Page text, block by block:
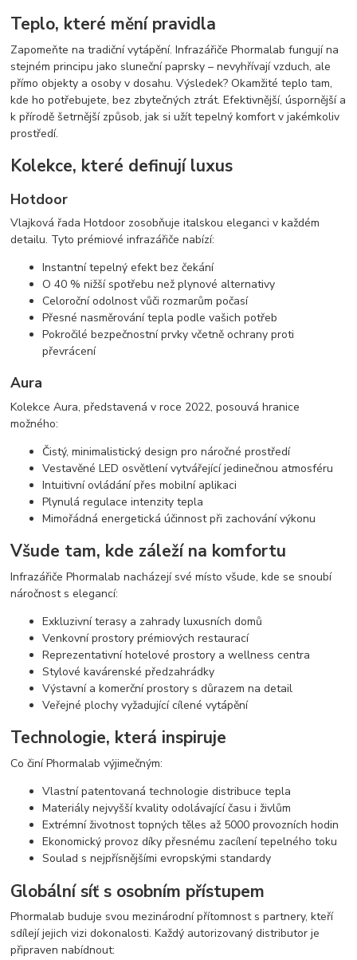
Teplo, které mění pravidla
Zapomeňte na tradiční vytápění. Infrazářiče Phormalab fungují na
stejném principu jako sluneční paprsky – nevyhřívají vzduch, ale
přímo objekty a osoby v dosahu. Výsledek? Okamžité teplo tam,
kde ho potřebujete, bez zbytečných ztrát. Efektivnější, úspornější a
k přírodě šetrnější způsob, jak si užít tepelný komfort v jakémkoliv
prostředí.
Kolekce, které definují luxus
Hotdoor
Vlajková řada Hotdoor zosobňuje italskou eleganci v každém
detailu. Tyto prémiové infrazářiče nabízí:
Instantní tepelný efekt bez čekání
O 40 % nižší spotřebu než plynové alternativy
Celoroční odolnost vůči rozmarům počasí
Přesné nasměrování tepla podle vašich potřeb
Pokročilé bezpečnostní prvky včetně ochrany proti
převrácení
Aura
Kolekce Aura, představená v roce 2022, posouvá hranice
možného:
Čistý, minimalistický design pro náročné prostředí
Vestavěné LED osvětlení vytvářející jedinečnou atmosféru
Intuitivní ovládání přes mobilní aplikaci
Plynulá regulace intenzity tepla
Mimořádná energetická účinnost při zachování výkonu
Všude tam, kde záleží na komfortu
Infrazářiče Phormalab nacházejí své místo všude, kde se snoubí
náročnost s elegancí:
Exkluzivní terasy a zahrady luxusních domů
Venkovní prostory prémiových restaurací
Reprezentativní hotelové prostory a wellness centra
Stylové kavárenské předzahrádky
Výstavní a komerční prostory s důrazem na detail
Veřejné plochy vyžadující cílené vytápění
Technologie, která inspiruje
Co činí Phormalab výjimečným:
Vlastní patentovaná technologie distribuce tepla
Materiály nejvyšší kvality odolávající času i živlům
Extrémní životnost topných těles až 5000 provozních hodin
Ekonomický provoz díky přesnému zacílení tepelného toku
Soulad s nejpřísnějšími evropskými standardy
Globální síť s osobním přístupem
Phormalab buduje svou mezinárodní přítomnost s partnery, kteří
sdílejí jejich vizi dokonalosti. Každý autorizovaný distributor je
připraven nabídnout: